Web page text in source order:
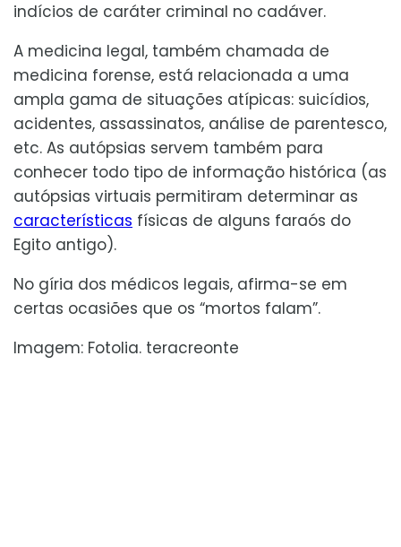
indícios de caráter criminal no cadáver.
A medicina legal, também chamada de
medicina forense, está relacionada a uma
ampla gama de situações atípicas: suicídios,
acidentes, assassinatos, análise de parentesco,
etc. As autópsias servem também para
conhecer todo tipo de informação histórica (as
autópsias virtuais permitiram determinar as
características físicas de alguns faraós do
Egito antigo).
No gíria dos médicos legais, afirma-se em
certas ocasiões que os “mortos falam”.
Imagem: Fotolia. teracreonte